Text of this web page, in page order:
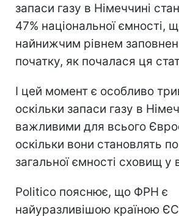
запаси газу в Німеччині
47% національної ємності,
найнижчим рівнем
початку, як почалася ця
І цей момент є особливо
оскільки запаси газу в
важливими для всього
оскільки вони становлять
загальної ємності сховищ у
Politico пояснює, що ФРН є
найуразливішою країною